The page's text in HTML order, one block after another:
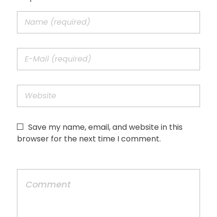
Save my name, email, and website in this
browser for the next time I comment.